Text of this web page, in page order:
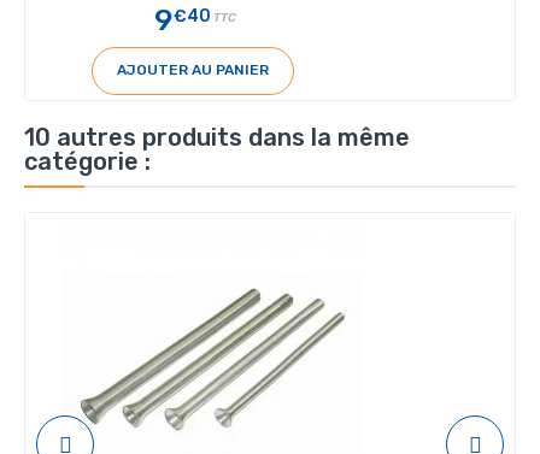
9€40 TTC
AJOUTER AU PANIER
10 autres produits dans la même
catégorie :